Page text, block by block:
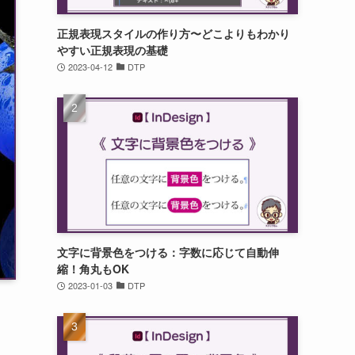
正規表現スタイルの作り方〜どこよりもわかり
やすい正規表現の基礎
2023-04-12 DTP
文字に背景色をつける：字数に応じて自動伸
縮！角丸もOK
2023-01-03 DTP